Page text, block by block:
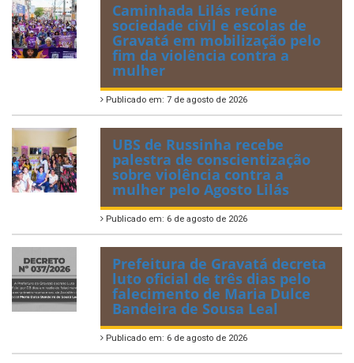
Caminhada Lilás reúne
sociedade civil e escolas de
Gravatá em mobilização pelo
fim da violência contra a
mulher
Publicado em: 7 de agosto de 2026
UBS de Russinha recebe
palestra de conscientização
sobre violência contra a
mulher pelo Agosto Lilás
Publicado em: 6 de agosto de 2026
Prefeitura de Gravatá decreta
luto oficial de três dias pelo
falecimento de Maria Dulce
Bandeira de Sousa Leal
Publicado em: 6 de agosto de 2026